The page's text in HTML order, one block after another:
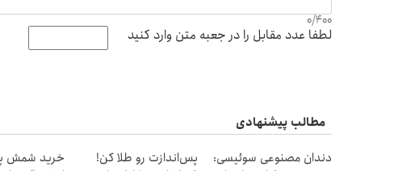
0/400
لطفا عدد مقابل را در جعبه متن وارد کنید
مطالب پیشنهادی
دندان مصنوعی سوئیسی:
پس‌اندازت رو طلا کن!
خرید شمش